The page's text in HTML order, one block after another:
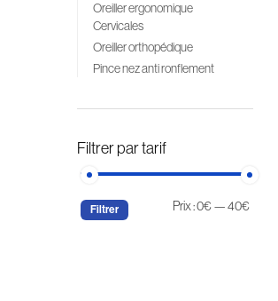
Oreiller ergonomique
Cervicales
Oreiller orthopédique
Pince nez anti ronflement
Filtrer par tarif
Filtrer Prix :0€—40€